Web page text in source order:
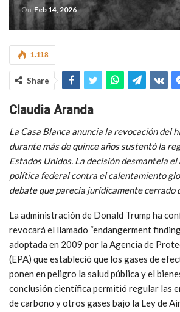
On Feb 14, 2026
1.118
Share
Claudia Aranda
La Casa Blanca anuncia la revocación del
durante más de quince años sustentó la
Estados Unidos. La decisión desmantela
política federal contra el calentamiento
debate que parecía jurídicamente cerrado
La administración de Donald Trump ha
revocará el llamado “endangerment
adoptada en 2009 por la Agencia de
(EPA) que estableció que los gases de
ponen en peligro la salud pública y el
conclusión científica permitió regular las
de carbono y otros gases bajo la Ley de